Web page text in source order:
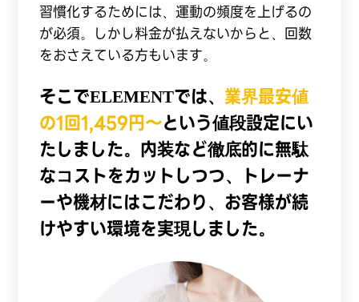
習慣化するためには、運動の頻度を上げるの
が必須。しかし料金が払えないからと、回数
をおさえている方もいます。
そこでELEMENTでは、 業界最安値
の1回1,459円〜という値段設定にい
たしました。内装など徹底的に無駄
なコストをカットしつつ、トレーナ
ーや機材にはこだわり、お客様が続
けやすい環境を実現しました。